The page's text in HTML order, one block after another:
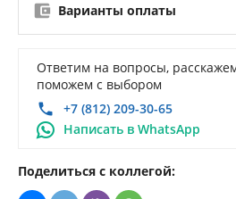
Варианты оплаты
Ответим на вопросы,
поможем с выбором
+7 (812) 209-30-65
Написать в WhatsApp
Поделиться с коллегой: